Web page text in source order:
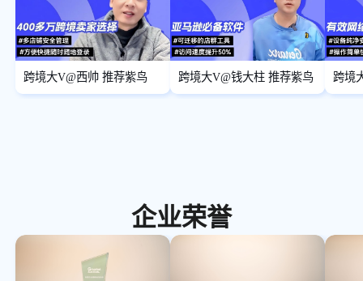
跨境大V@西帅 推荐紫鸟 跨境大V@钱大柱 推荐紫鸟
跨境
鸟
企业荣誉